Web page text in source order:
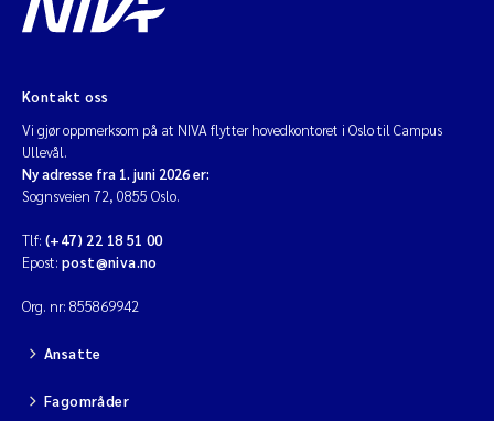
Kontakt oss
Vi gjør oppmerksom på at NIVA flytter hovedkontoret i Oslo til Campus
Ullevål.
Ny adresse fra 1. juni 2026 er:
Sognsveien 72, 0855 Oslo.
Tlf: (+47) 22 18 51 00
Epost: post@niva.no
Org. nr: 855869942
Ansatte
Fagområder